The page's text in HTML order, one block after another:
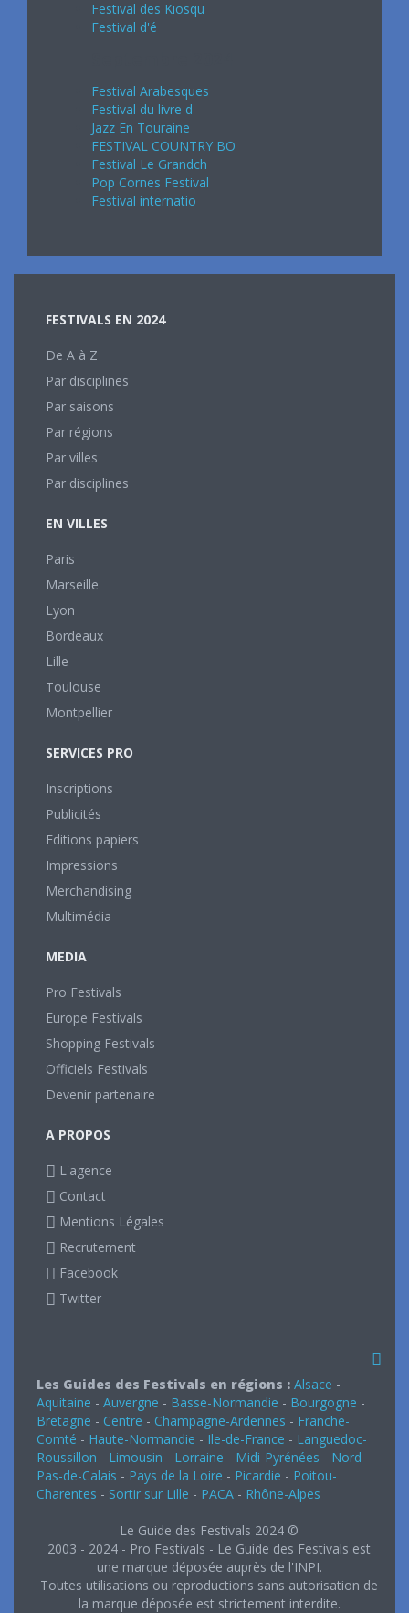
Festival des Kiosqu
Festival d'é
Festival Arabesques
Festival du livre d
Jazz En Touraine
FESTIVAL COUNTRY BO
Festival Le Grandch
Pop Cornes Festival
Festival internatio
FESTIVALS EN 2024
De A à Z
Par disciplines
Par saisons
Par régions
Par villes
Par disciplines
EN VILLES
Paris
Marseille
Lyon
Bordeaux
Lille
Toulouse
Montpellier
SERVICES PRO
Inscriptions
Publicités
Editions papiers
Impressions
Merchandising
Multimédia
MEDIA
Pro Festivals
Europe Festivals
Shopping Festivals
Officiels Festivals
Devenir partenaire
A PROPOS
L'agence
Contact
Mentions Légales
Recrutement
Facebook
Twitter
Les Guides des Festivals en régions : Alsace -
Aquitaine - Auvergne - Basse-Normandie - Bourgogne -
Bretagne - Centre - Champagne-Ardennes - Franche-
Comté - Haute-Normandie - Ile-de-France - Languedoc-
Roussillon - Limousin - Lorraine - Midi-Pyrénées - Nord-
Pas-de-Calais - Pays de la Loire - Picardie - Poitou-
Charentes - Sortir sur Lille - PACA - Rhône-Alpes
Le Guide des Festivals 2024 ©
2003 - 2024 - Pro Festivals - Le Guide des Festivals est
une marque déposée auprès de l'INPI.
Toutes utilisations ou reproductions sans autorisation de
la marque déposée est strictement interdite.